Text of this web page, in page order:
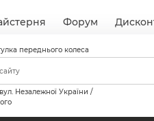
Форум
переднього колеса
Незалежної України /